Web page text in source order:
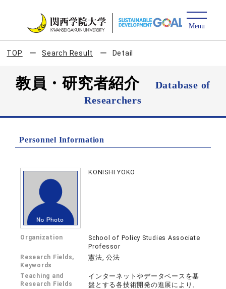
TOP Search Result Detail
教員・研究者紹介
Database of
Researchers
Personnel Information
KONISHI YOKO
Organization
School of Policy Studies Associate
Professor
Research Fields,
Keywords
憲法, 公法
Teaching and
Research Fields
インターネットやデータベースを基
盤とする各技術開発の進展により、